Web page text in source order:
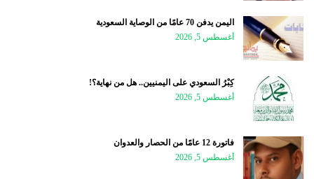
اليمن يدفن 70 عامًا من الوصاية السعودية
أغسطس 5, 2026
كِبْرُ السعودي على اليمنيين.. هل من نهاية؟!
أغسطس 5, 2026
فاتورة 12 عامًا من الحصار والعدوان
أغسطس 5, 2026